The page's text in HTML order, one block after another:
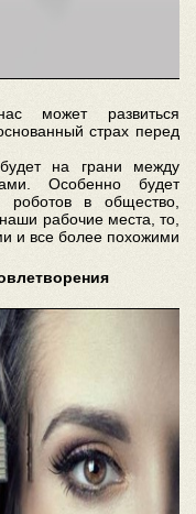
может развиться
страх перед
будет на грани между
Особенно будет
роботов в общество,
рабочие места, то,
и все более похожими